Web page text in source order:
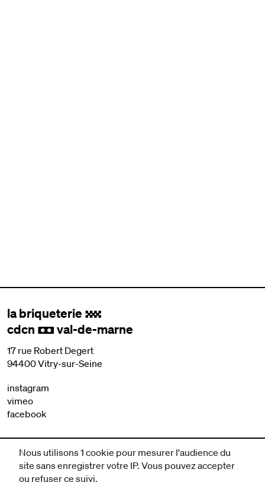
la briqueterie .
cdcn , val-de-marne
17 rue Robert Degert
94400 Vitry-sur-Seine
instagram
vimeo
facebook
mentions légales et CGV
politique de protection des données
Nous utilisons 1 cookie pour mesurer l'audience du
site sans enregistrer votre IP. Vous pouvez accepter
ou refuser ce suivi.